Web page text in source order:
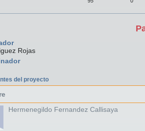
Rojas
del proyecto
Hermenegildo Fernandez Callisaya